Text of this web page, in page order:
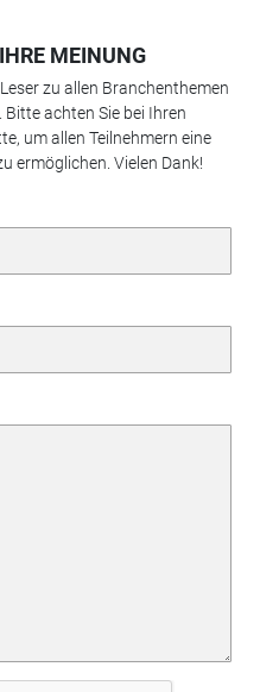
MEINUNG
zu allen Branchenthemen
achten Sie bei Ihren
um allen Teilnehmern eine
ermöglichen. Vielen Dank!